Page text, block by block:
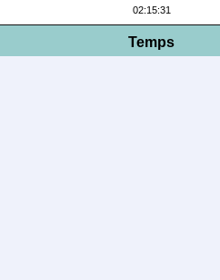
Temps
02:15:31